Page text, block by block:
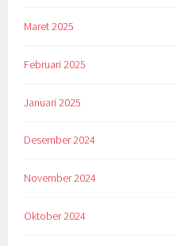
Maret 2025
Februari 2025
Januari 2025
Desember 2024
November 2024
Oktober 2024